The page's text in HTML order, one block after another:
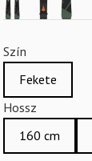
Szín
Fekete
Hossz
160 cm